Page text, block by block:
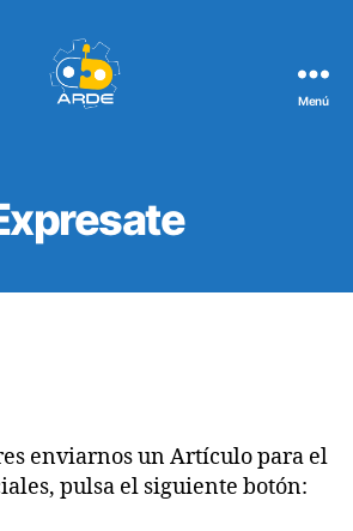
Menú
enviarnos un Artículo para el
pulsa el siguiente botón: